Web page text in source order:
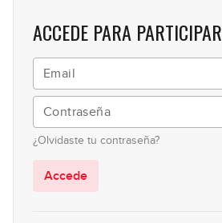
12:13
04:30
ACCEDE PARA PARTICIPAR
¿Olvidaste tu contraseña?
Accede